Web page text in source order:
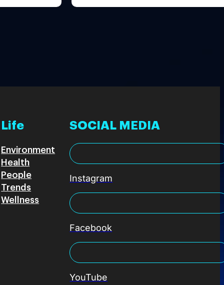
Life
Environment
Health
People
Trends
Wellness
SOCIAL MEDIA
Instagram
Facebook
YouTube